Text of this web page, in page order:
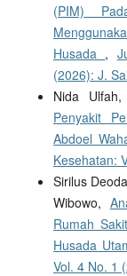
(PIM)
Husada ,
(2026): J.
Nida
Penyakit
Abdoel
Kesehatan:
Sirilus
Wibowo,
Rumah
Husada
Vol. 4 No. 1